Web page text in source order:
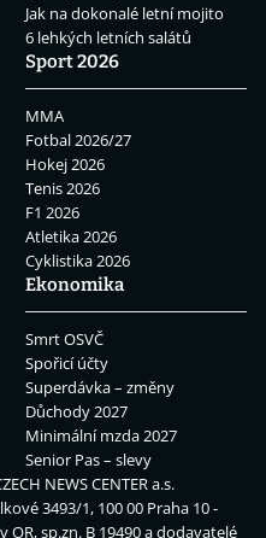
Jak na dokonalé letní mojito
6 lehkých letních salátů
Sport 2026
MMA
Fotbal 2026/27
Hokej 2026
Tenis 2026
F1 2026
Atletika 2026
Cyklistika 2026
Ekonomika
Smrt OSVČ
Spořicí účty
Superdávka – změny
Důchody 2027
Minimální mzda 2027
Senior Pas – slevy
NEWS CENTER a.s.
3493/1, 100 00 Praha 10 -
OR, sp.zn. B 19490 a dodavatelé